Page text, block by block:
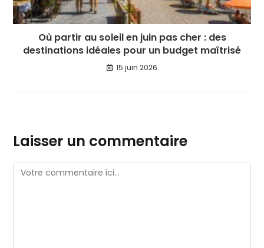
Où partir au soleil en juin pas cher : des
destinations idéales pour un budget maîtrisé
15 juin 2026
Laisser un commentaire
Comment